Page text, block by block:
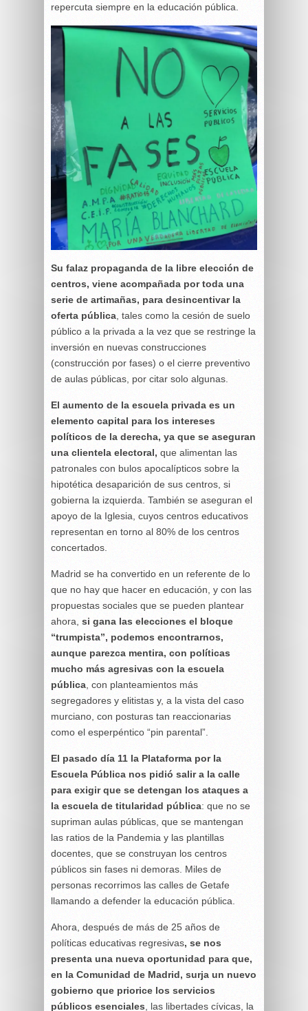
repercuta siempre en la educación pública.
Su falaz propaganda de la libre elección de
centros, viene acompañada por toda una
serie de artimañas, para desincentivar la
oferta pública , tales como la cesión de suelo
público a la privada a la vez que se restringe la
inversión en nuevas construcciones
(construcción por fases) o el cierre preventivo
de aulas públicas, por citar solo algunas.
El aumento de la escuela privada es un
elemento capital para los intereses
políticos de la derecha, ya que se aseguran
una clientela electoral, que alimentan las
patronales con bulos apocalípticos sobre la
hipotética desaparición de sus centros, si
gobierna la izquierda. También se aseguran el
apoyo de la Iglesia, cuyos centros educativos
representan en torno al 80% de los centros
concertados.
Madrid se ha convertido en un referente de lo
que no hay que hacer en educación, y con las
propuestas sociales que se pueden plantear
ahora, si gana las elecciones el bloque
“trumpista”, podemos encontrarnos,
aunque parezca mentira, con políticas
mucho más agresivas con la escuela
pública , con planteamientos más
segregadores y elitistas y, a la vista del caso
murciano, con posturas tan reaccionarias
como el esperpéntico “pin parental”.
El pasado día 11 la Plataforma por la
Escuela Pública nos pidió salir a la calle
para exigir que se detengan los ataques a
la escuela de titularidad pública: que no se
supriman aulas públicas, que se mantengan
las ratios de la Pandemia y las plantillas
docentes, que se construyan los centros
públicos sin fases ni demoras. Miles de
personas recorrimos las calles de Getafe
llamando a defender la educación pública.
Ahora, después de más de 25 años de
políticas educativas regresivas, se nos
presenta una nueva oportunidad para que,
en la Comunidad de Madrid, surja un nuevo
gobierno que priorice los servicios
públicos esenciales , las libertades cívicas, la